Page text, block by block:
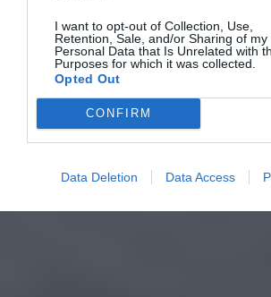
I want to opt-out of Collection, Use,
Retention, Sale, and/or Sharing of my
Personal Data that Is Unrelated with
Purposes for which it was collected.
Opted Out
CONFIRM
Data Deletion Data Access